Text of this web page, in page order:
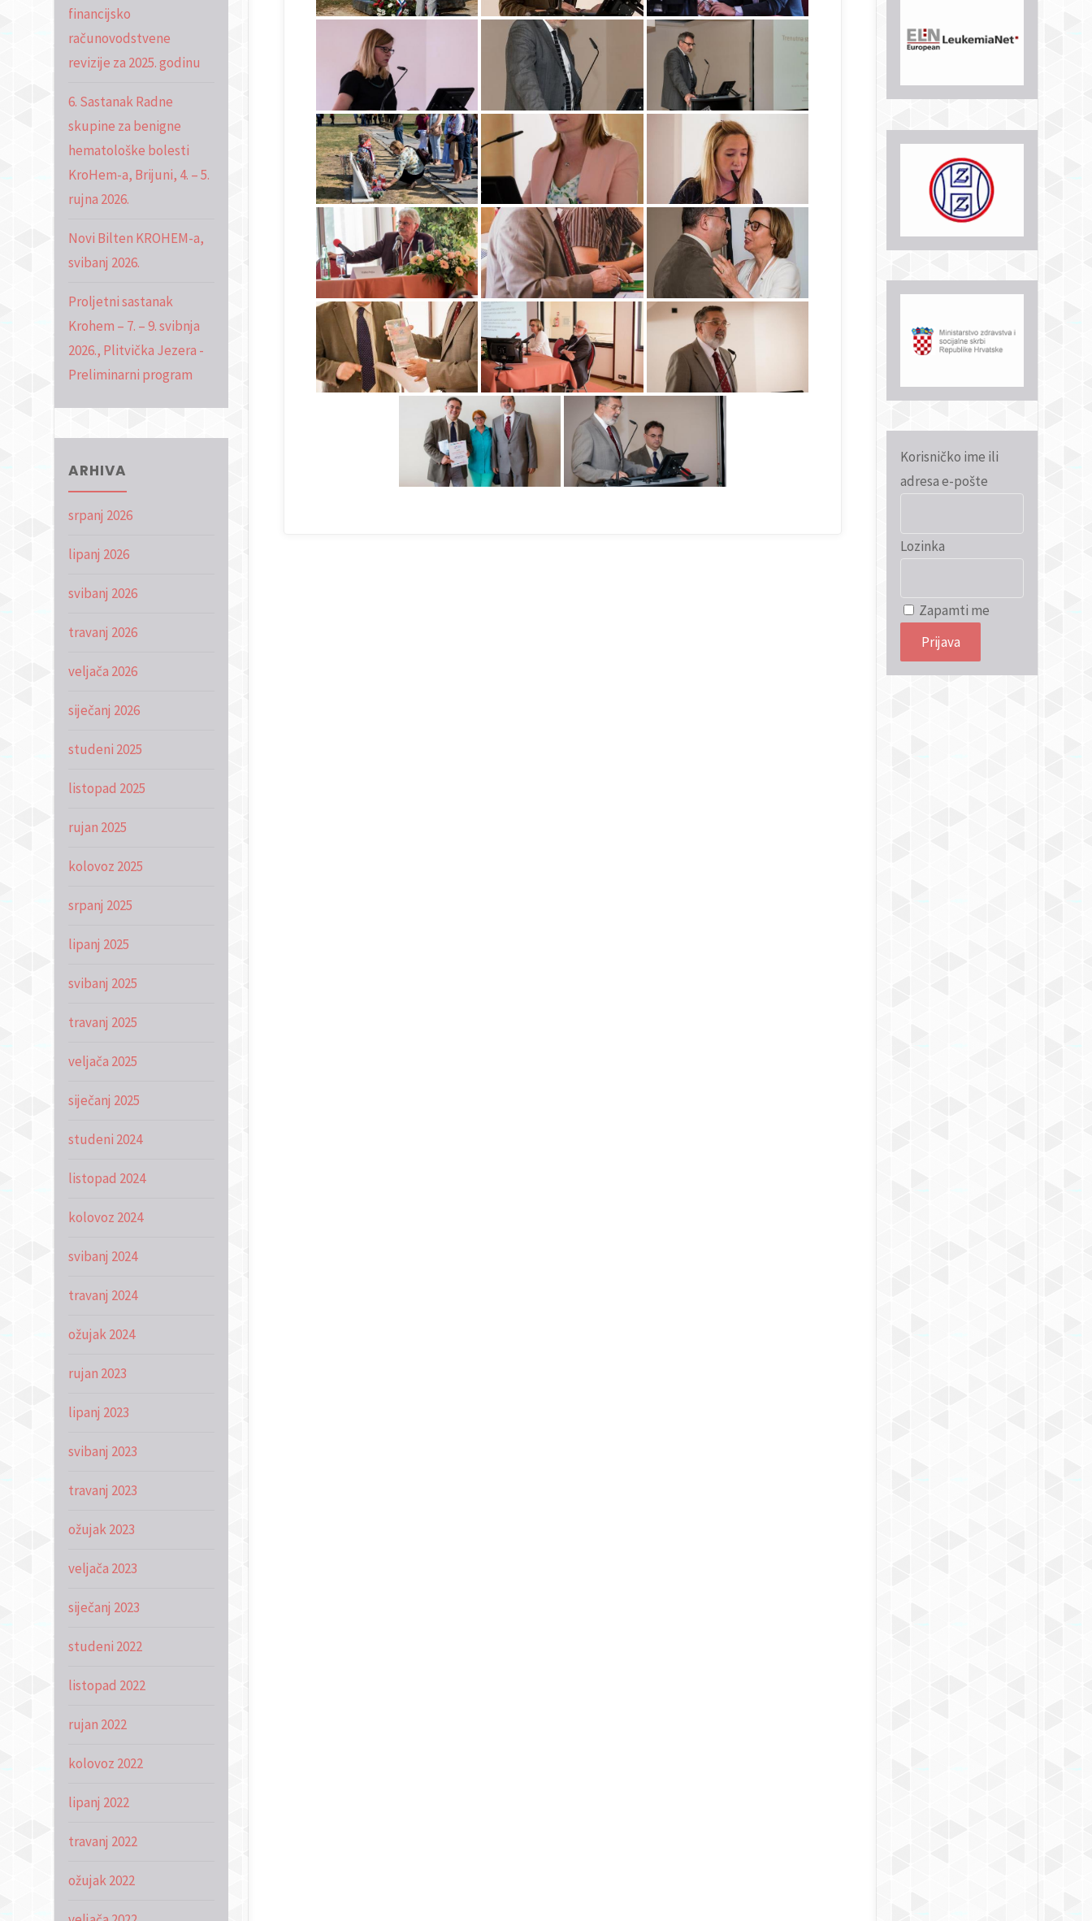
financijsko
računovodstvene
revizije za 2025. godinu
6. Sastanak Radne
skupine za benigne
hematološke bolesti
KroHem-a, Brijuni, 4. – 5.
rujna 2026.
Novi Bilten KROHEM-a,
svibanj 2026.
Proljetni sastanak
Krohem – 7. – 9. svibnja
2026., Plitvička Jezera -
Preliminarni program
ARHIVA
srpanj 2026
lipanj 2026
svibanj 2026
travanj 2026
veljača 2026
siječanj 2026
studeni 2025
listopad 2025
rujan 2025
kolovoz 2025
srpanj 2025
lipanj 2025
svibanj 2025
travanj 2025
veljača 2025
siječanj 2025
studeni 2024
listopad 2024
kolovoz 2024
svibanj 2024
travanj 2024
ožujak 2024
rujan 2023
lipanj 2023
svibanj 2023
travanj 2023
ožujak 2023
veljača 2023
siječanj 2023
studeni 2022
listopad 2022
rujan 2022
kolovoz 2022
lipanj 2022
travanj 2022
ožujak 2022
Korisničko ime ili
adresa e-pošte
Lozinka
Zapamti me